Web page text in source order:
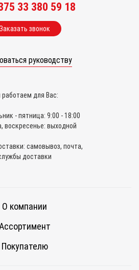
33 380 59 18
звонок
руководству
для Вас:
- пятница: 9:00 - 18:00
воскресенье: выходной
самовывоз, почта,
доставки
О компании
Покупателю